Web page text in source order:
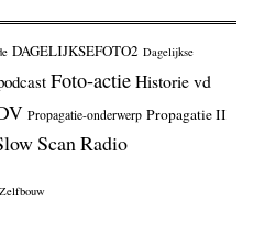
DAGELIJKSEFOTO2 Dagelijkse
Foto-actieHistorie vd
Propagatie-onderwerp Propagatie II
Scan Radio
Zelfbouw